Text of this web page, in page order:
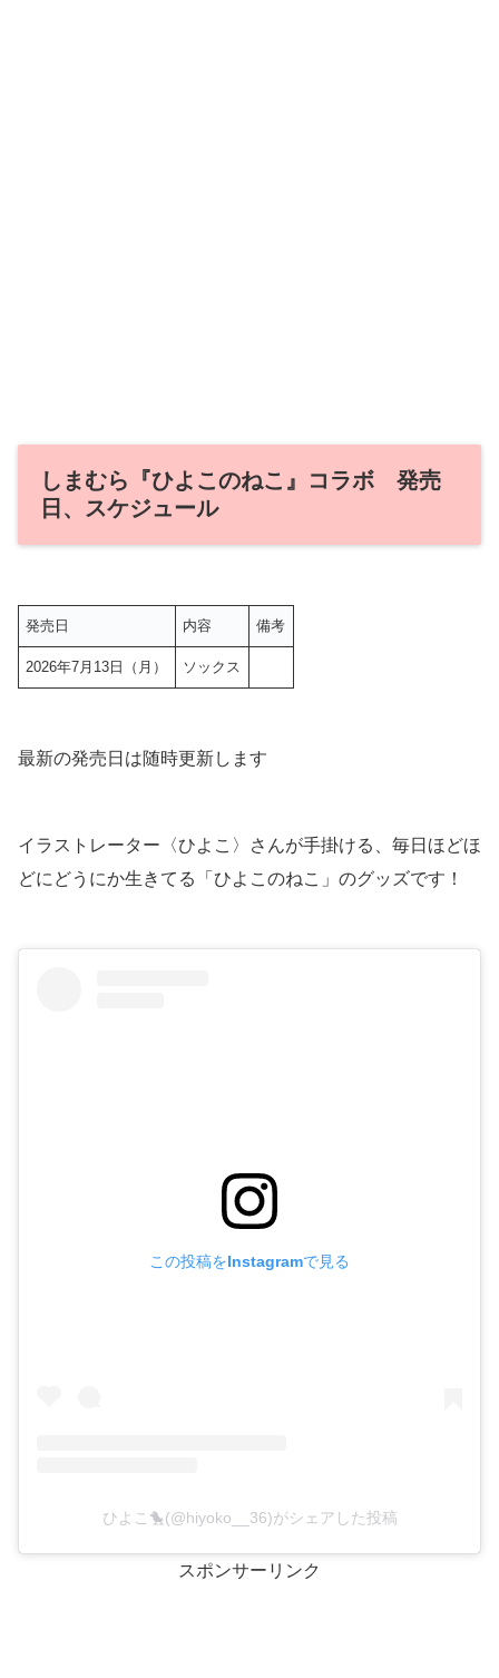
しまむら『ひよこのねこ』コラボ 発売
日、スケジュール
発売日 内容 備考
2026年7月13日（月） ソックス
最新の発売日は随時更新します
イラストレーター〈ひよこ〉さんが手掛ける、毎日ほどほ
どにどうにか生きてる「ひよこのねこ」のグッズです！
この投稿をInstagramで見る
ひよこ🐤(@hiyoko__36)がシェアした投稿
スポンサーリンク